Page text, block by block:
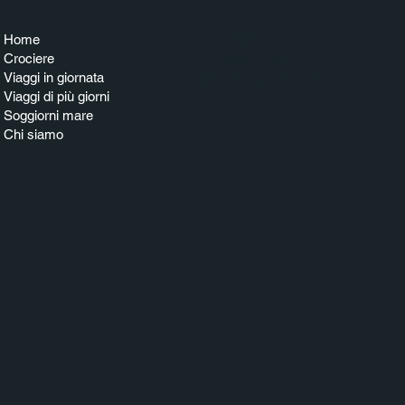
Home
Crociere
Viaggi in giornata
Viaggi di più giorni
Soggiorni mare
Chi siamo